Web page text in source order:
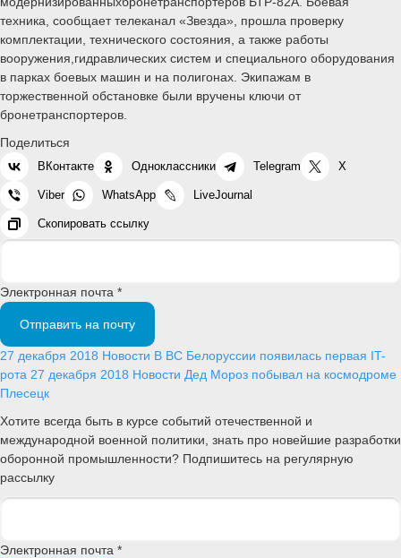
техника, сообщает телеканал «Звезда», прошла проверку
комплектации, технического состояния, а также работы
вооружения,гидравлических систем и специального оборудования
в парках боевых машин и на полигонах. Экипажам в
торжественной обстановке были вручены ключи от
бронетранспортеров.
Поделиться
ВКонтакте Одноклассники Telegram X
Viber WhatsApp LiveJournal
Скопировать ссылку
Электронная почта *
Отправить на почту
27 декабря 2018 Новости В ВС Белоруссии появилась первая IT-
рота 27 декабря 2018 Новости Дед Мороз побывал на космодроме
Плесецк
Хотите всегда быть в курсе событий отечественной и
международной военной политики, знать про новейшие разработки
оборонной промышленности? Подпишитесь на регулярную
рассылку
Электронная почта *